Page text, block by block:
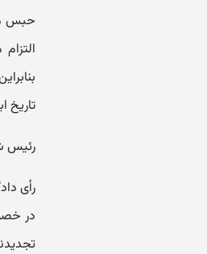
تاریخ
رئیس شعبه 118 دادگاه
رأی
در